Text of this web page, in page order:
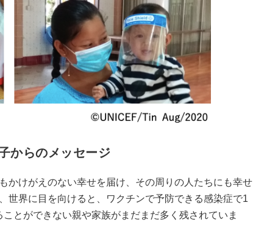
からのメッセージ
かけがえのない幸せを届け、その周りの人たちにも幸せ
世界に目を向けると、ワクチンで予防できる感染症で1
とができない親や家族がまだまだ多く残されていま